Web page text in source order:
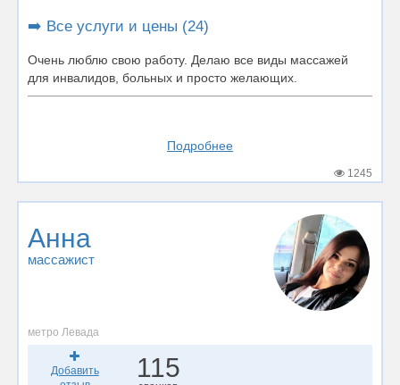
➡️ Все услуги и цены (24)
Очень люблю свою работу. Делаю все виды массажей
для инвалидов, больных и просто желающих.
Подробнее
1245
Анна
массажист
метро Левада
Добавить
115